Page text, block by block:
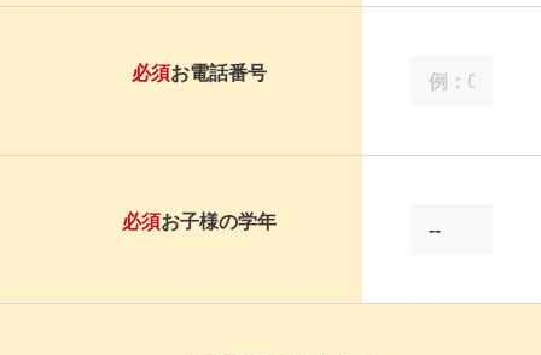
必須お電話番号
必須お子様の学年